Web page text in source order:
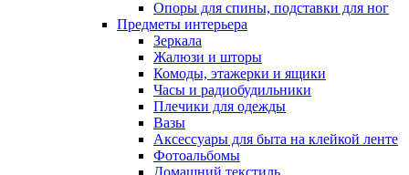
Опоры для спины, подставки для ног
Предметы интерьера
Зеркала
Жалюзи и шторы
Комоды, этажерки и ящики
Часы и радиобудильники
Плечики для одежды
Вазы
Аксессуары для быта на клейкой ленте
Фотоальбомы